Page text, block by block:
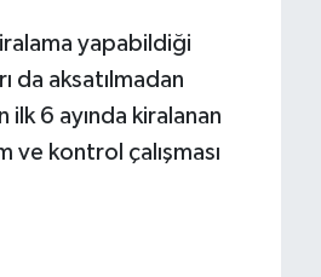
yapabildiği
da aksatılmadan
6 ayında kiralanan
ve kontrol çalışması